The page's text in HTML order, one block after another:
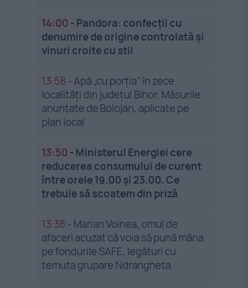
14:00 - Pandora: confecții cu
denumire de origine controlată și
vinuri croite cu stil
13:58 -Apă „cu porția” în zece
localități din județul Bihor. Măsurile
anunțate de Bolojan, aplicate pe
plan local
13:50 - Ministerul Energiei cere
reducerea consumului de curent
între orele 19.00 și 23.00. Ce
trebuie să scoatem din priză
13:38 - Marian Voinea, omul de
afaceri acuzat că voia să pună mâna
pe fondurile SAFE, legături cu
temuta grupare Ndrangheta